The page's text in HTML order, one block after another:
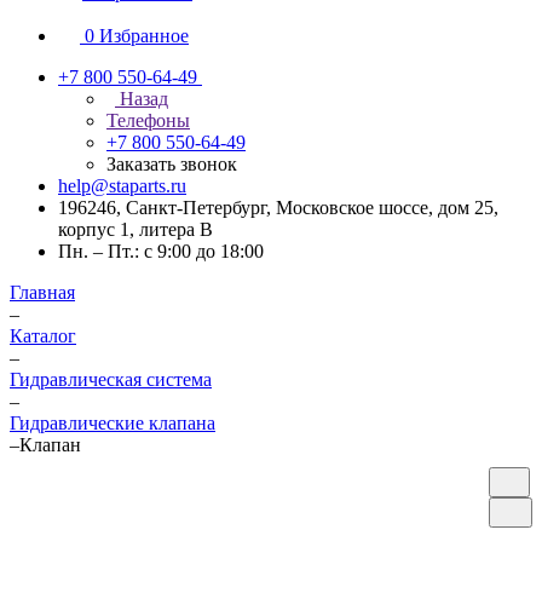
0 Избранное
+7 800 550-64-49
Назад
Телефоны
+7 800 550-64-49
Заказать звонок
help@staparts.ru
196246, Санкт-Петербург, Московское шоссе, дом 25,
корпус 1, литера В
Пн. – Пт.: с 9:00 до 18:00
Главная
–
Каталог
–
Гидравлическая система
–
Гидравлические клапана
–Клапан